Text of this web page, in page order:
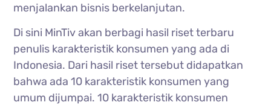
menjalankan bisnis berkelanjutan.
Di sini MinTiv akan berbagi hasil riset terbaru
penulis karakteristik konsumen yang ada di
Indonesia. Dari hasil riset tersebut didapatkan
bahwa ada 10 karakteristik konsumen yang
umum dijumpai. 10 karakteristik konsumen